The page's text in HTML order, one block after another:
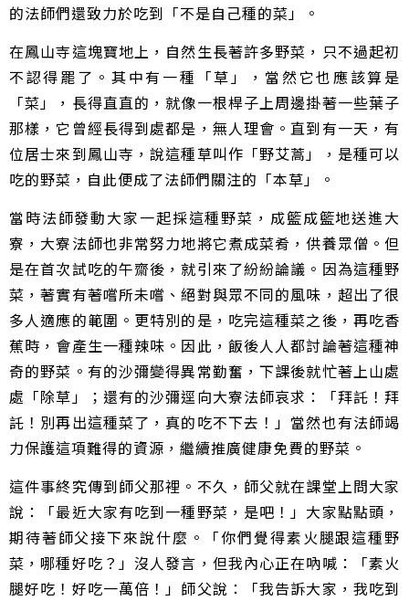
的法師們還致力於吃到「不是自己種的菜」。
在鳳山寺這塊寶地上，自然生長著許多野菜，只不過起初
不認得罷了。其中有一種「草」，當然它也應該算是
「菜」，長得直直的，就像一根桿子上周邊掛著一些葉子
那樣，它曾經長得到處都是，無人理會。直到有一天，有
位居士來到鳳山寺，說這種草叫作「野艾蒿」，是種可以
吃的野菜，自此便成了法師們關注的「本草」。
當時法師發動大家一起採這種野菜，成籃成籃地送進大
寮，大寮法師也非常努力地將它煮成菜肴，供養眾僧。但
是在首次試吃的午齋後，就引來了紛紛論議。因為這種野
菜，著實有著嚐所未嚐、絕對與眾不同的風味，超出了很
多人適應的範圍。更特別的是，吃完這種菜之後，再吃香
蕉時，會產生一種辣味。因此，飯後人人都討論著這種神
奇的野菜。有的沙彌變得異常勤奮，下課後就忙著上山處
處「除草」；還有的沙彌逕向大寮法師哀求：「拜託！拜
託！別再出這種菜了，真的吃不下去！」當然也有法師竭
力保護這項難得的資源，繼續推廣健康免費的野菜。
這件事終究傳到師父那裡。不久，師父就在課堂上問大家
說：「最近大家有吃到一種野菜，是吧！」大家點點頭，
期待著師父接下來說什麼。「你們覺得素火腿跟這種野
菜，哪種好吃？」沒人發言，但我內心正在吶喊：「素火
腿好吃！好吃一萬倍！」師父說：「我告訴大家，我吃到